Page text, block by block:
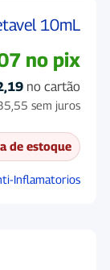
10mL
no pix
no cartão
sem juros
de estoque
Inflamatorios